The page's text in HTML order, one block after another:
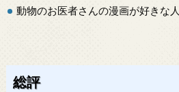
動物のお医者さんの漫画が好きな人
総評